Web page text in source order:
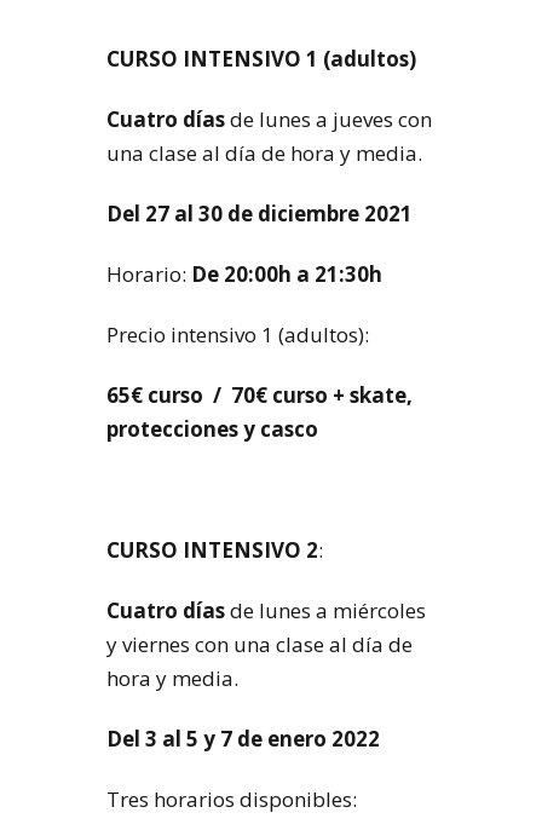
CURSO INTENSIVO 1 (adultos)
Cuatro díasde lunes a jueves con
una clase al día de hora y media.
Del 27 al 30 de diciembre 2021
Horario: De 20:00h a 21:30h
Precio intensivo 1 (adultos):
65€ curso / 70€ curso + skate,
protecciones y casco
CURSO INTENSIVO 2:
Cuatro díasde lunes a miércoles
y viernes con una clase al día de
hora y media.
Del 3 al 5 y 7 de enero 2022
Tres horarios disponibles: